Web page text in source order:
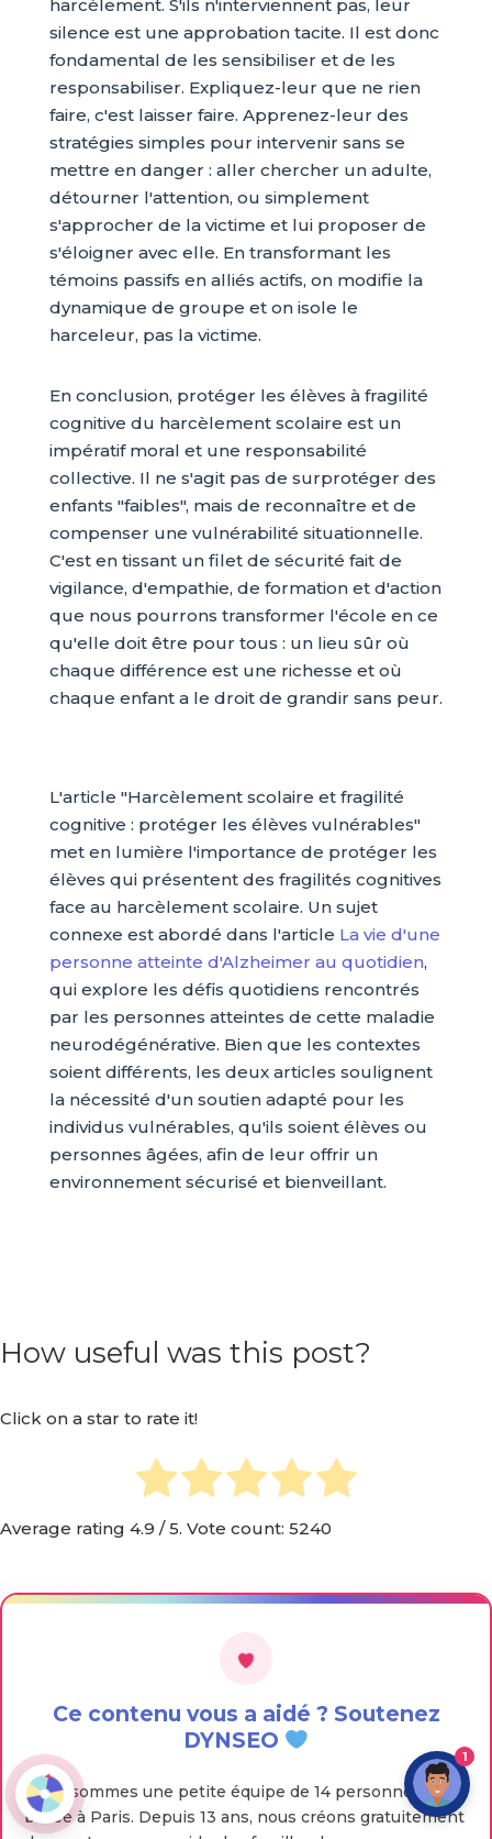
harcèlement. S'ils n'interviennent pas, leur
silence est une approbation tacite. Il est donc
fondamental de les sensibiliser et de les
responsabiliser. Expliquez-leur que ne rien
faire, c'est laisser faire. Apprenez-leur des
stratégies simples pour intervenir sans se
mettre en danger : aller chercher un adulte,
détourner l'attention, ou simplement
s'approcher de la victime et lui proposer de
s'éloigner avec elle. En transformant les
témoins passifs en alliés actifs, on modifie la
dynamique de groupe et on isole le
harceleur, pas la victime.
En conclusion, protéger les élèves à fragilité
cognitive du harcèlement scolaire est un
impératif moral et une responsabilité
collective. Il ne s'agit pas de surprotéger des
enfants "faibles", mais de reconnaître et de
compenser une vulnérabilité situationnelle.
C'est en tissant un filet de sécurité fait de
vigilance, d'empathie, de formation et d'action
que nous pourrons transformer l'école en ce
qu'elle doit être pour tous : un lieu sûr où
chaque différence est une richesse et où
chaque enfant a le droit de grandir sans peur.
L'article "Harcèlement scolaire et fragilité
cognitive : protéger les élèves vulnérables"
met en lumière l'importance de protéger les
élèves qui présentent des fragilités cognitives
face au harcèlement scolaire. Un sujet
connexe est abordé dans l'article La vie d'une
personne atteinte d'Alzheimer au quotidien,
qui explore les défis quotidiens rencontrés
par les personnes atteintes de cette maladie
neurodégénérative. Bien que les contextes
soient différents, les deux articles soulignent
la nécessité d'un soutien adapté pour les
individus vulnérables, qu'ils soient élèves ou
personnes âgées, afin de leur offrir un
environnement sécurisé et bienveillant.
How useful was this post?
Click on a star to rate it!
Average rating 4.9 / 5. Vote count: 5240
Ce contenu vous a aidé ? Soutenez
DYNSEO
Nous sommes une petite équipe de 14 personnes
basée à Paris. Depuis 13 ans, nous créons gratuitement
1